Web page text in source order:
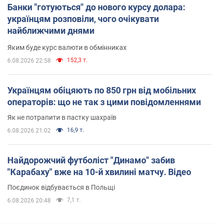
Банки "готуються" до нового курсу долара:
українцям розповіли, чого очікувати
найближчими днями
Яким буде курс валюти в обмінниках
6.08.2026 22:58 152,3 т.
Українцям обіцяють по 850 грн від мобільних
операторів: що не так з цими повідомленнями
Як не потрапити в пастку шахраїв
6.08.2026 21:02 16,9 т.
Найдорожчий футболіст "Динамо" забив
"Карабаху" вже на 10-й хвилині матчу. Відео
Поєдинок відбувається в Польщі
6.08.2026 20:48 7,1 т.